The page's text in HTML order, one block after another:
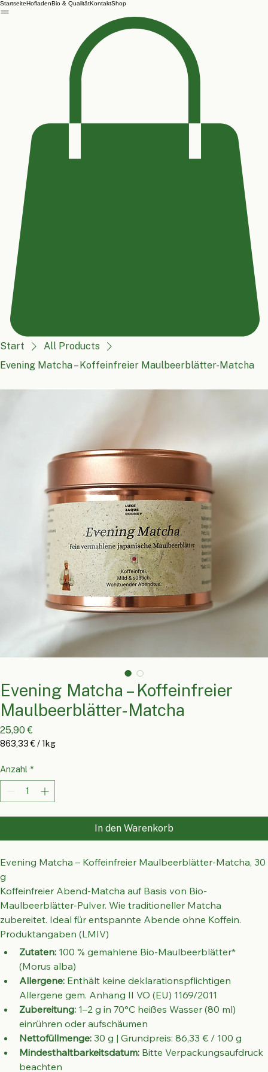
StartseiteHofladenBio & QualitätKontaktShop
Start
All Products
Evening Matcha – Koffeinfreier Maulbeerblätter-Matcha
Evening Matcha – Koffeinfreier
Maulbeerblätter-Matcha
25,90 €
863,33 € /1kg
pro
1
Kilogramm
Anzahl *
In den Warenkorb
Evening Matcha – Koffeinfreier Maulbeerblätter-Matcha, 30
g
Koffeinfreier Abend-Matcha auf Basis von Bio-
Maulbeerblätter-Pulver. Wie traditioneller Matcha
zubereitet. Ideal für entspannte Abende ohne Koffein.
Produktangaben (LMIV)
Zutaten: 100 % gemahlene Bio-Maulbeerblätter*
(Morus alba)
Allergene: Enthält keine deklarationspflichtigen
Allergene gem. Anhang II VO (EU) 1169/2011
Zubereitung: 1–2 g in 70°C heißes Wasser (80 ml)
einrühren oder aufschäumen
Nettofüllmenge: 30 g | Grundpreis: 86,33 € / 100 g
Mindesthaltbarkeitsdatum: Bitte Verpackungsaufdruck
beachten